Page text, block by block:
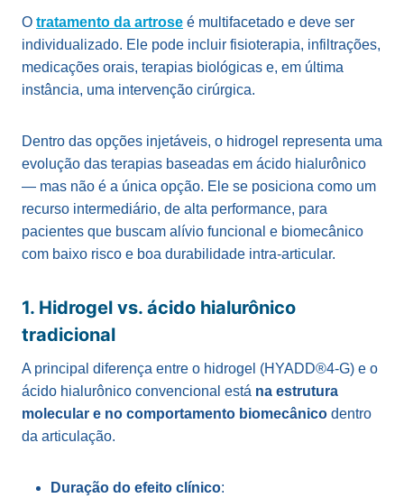
O tratamento da artrose é multifacetado e deve ser
individualizado. Ele pode incluir fisioterapia, infiltrações,
medicações orais, terapias biológicas e, em última
instância, uma intervenção cirúrgica.
Dentro das opções injetáveis, o hidrogel representa uma
evolução das terapias baseadas em ácido hialurônico
— mas não é a única opção. Ele se posiciona como um
recurso intermediário, de alta performance, para
pacientes que buscam alívio funcional e biomecânico
com baixo risco e boa durabilidade intra-articular.
1. Hidrogel vs. ácido hialurônico
tradicional
A principal diferença entre o hidrogel (HYADD®4-G) e o
ácido hialurônico convencional está na estrutura
molecular e no comportamento biomecânico dentro
da articulação.
Duração do efeito clínico: